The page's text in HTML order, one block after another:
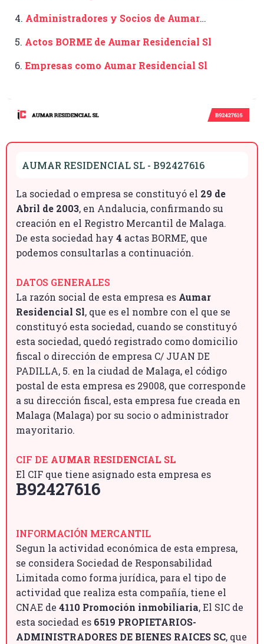
4. Administradores y Socios de Aumar
5. Actos BORME de Aumar Residencial Sl
6. Empresas como Aumar Residencial Sl
AUMAR RESIDENCIAL SL - B92427616
La sociedad o empresa se constituyó el 29 de
Abril de 2003, en Andalucia, confirmando su
creación en el Registro Mercantil de Malaga.
De esta sociedad hay 4 actas BORME, que
podemos consultarlas a continuación.
DATOS GENERALES
La razón social de esta empresa es Aumar
Residencial Sl, que es el nombre con el que se
constituyó esta sociedad, cuando se constituyó
esta sociedad, quedó registrado como domicilio
fiscal o dirección de empresa C/ JUAN DE
PADILLA, 5. en la ciudad de Malaga, el código
postal de esta empresa es 29008, que corresponde
a su dirección fiscal, esta empresa fue creada en
Malaga (Malaga) por su socio o administrador
mayoritario.
CIF DE AUMAR RESIDENCIAL SL
El CIF que tiene asignado esta empresa es
B92427616
INFORMACIÓN MERCANTIL
Segun la actividad económica de esta empresa,
se considera Sociedad de Responsabilidad
Limitada como forma jurídica, para el tipo de
actividad que realiza esta compañía, tiene el
CNAE de 4110 Promoción inmobiliaria, El SIC de
esta sociedad es 6519 PROPIETARIOS-
ADMINISTRADORES DE BIENES RAICES SC, que